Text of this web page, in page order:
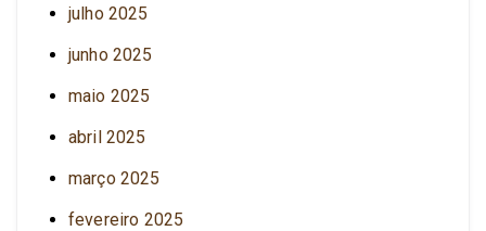
julho 2025
junho 2025
maio 2025
abril 2025
março 2025
fevereiro 2025